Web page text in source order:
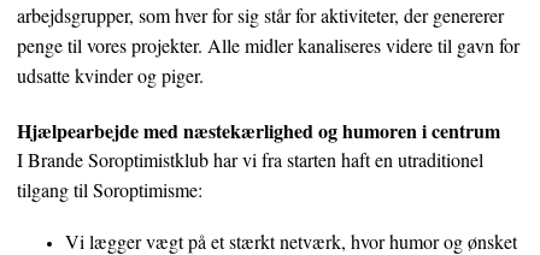
arbejdsgrupper, som hver for sig står for aktiviteter, der genererer
penge til vores projekter. Alle midler kanaliseres videre til gavn for
udsatte kvinder og piger.
Hjælpearbejde med næstekærlighed og humoren i centrum
I Brande Soroptimistklub har vi fra starten haft en utraditionel
tilgang til Soroptimisme:
Vi lægger vægt på et stærkt netværk, hvor humor og ønsket